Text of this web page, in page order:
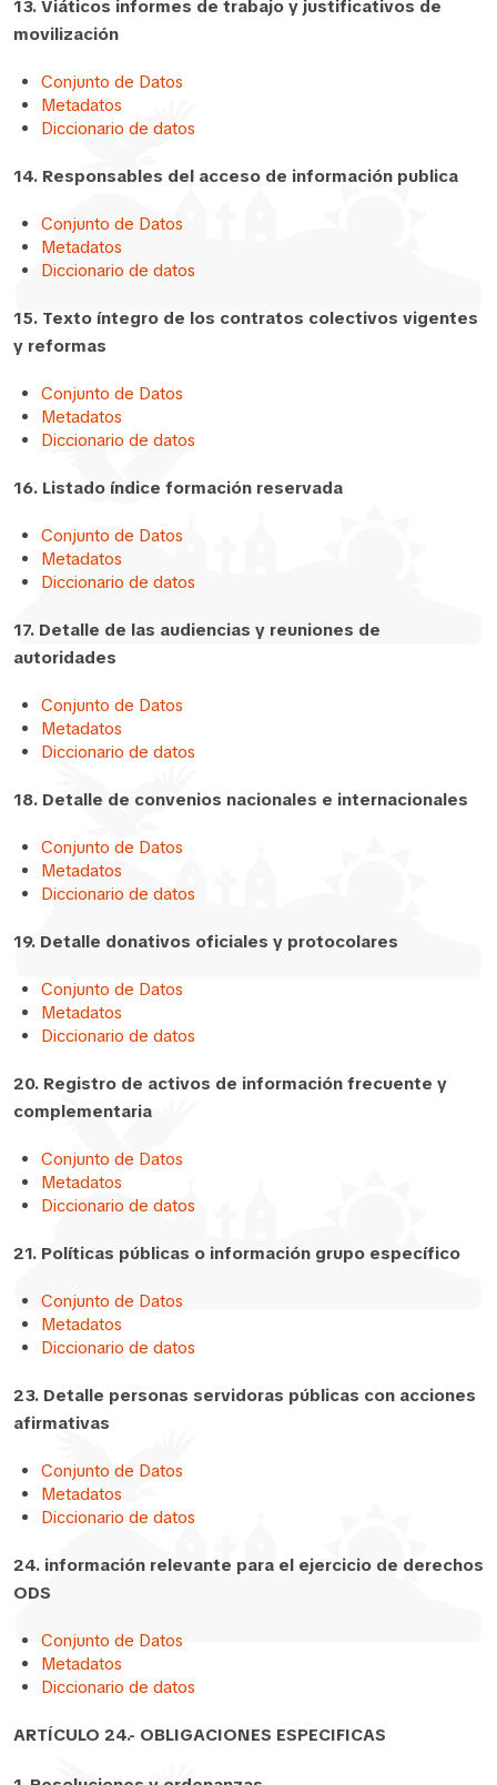
13. Viáticos informes de trabajo y justificativos de
movilización
Conjunto de Datos
Metadatos
Diccionario de datos
14. Responsables del acceso de información publica
Conjunto de Datos
Metadatos
Diccionario de datos
15. Texto íntegro de los contratos colectivos vigentes
y reformas
Conjunto de Datos
Metadatos
Diccionario de datos
16. Listado índice formación reservada
Conjunto de Datos
Metadatos
Diccionario de datos
17. Detalle de las audiencias y reuniones de
autoridades
Conjunto de Datos
Metadatos
Diccionario de datos
18. Detalle de convenios nacionales e internacionales
Conjunto de Datos
Metadatos
Diccionario de datos
19. Detalle donativos oficiales y protocolares
Conjunto de Datos
Metadatos
Diccionario de datos
20. Registro de activos de información frecuente y
complementaria
Conjunto de Datos
Metadatos
Diccionario de datos
21. Políticas públicas o información grupo específico
Conjunto de Datos
Metadatos
Diccionario de datos
23. Detalle personas servidoras públicas con acciones
afirmativas
Conjunto de Datos
Metadatos
Diccionario de datos
24. información relevante para el ejercicio de derechos
ODS
Conjunto de Datos
Metadatos
Diccionario de datos
ARTÍCULO 24.- OBLIGACIONES ESPECIFICAS